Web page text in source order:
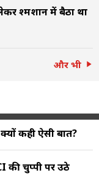
श्मशान में बैठा था
और भी
कही ऐसी बात?
की चुप्पी पर उठे